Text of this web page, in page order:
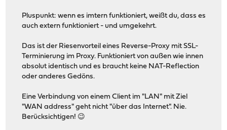
Pluspunkt: wenn es imtern funktioniert, weißt du, dass es
auch extern funktioniert - und umgekehrt.
Das ist der Riesenvorteil eines Reverse-Proxy mit SSL-
Terminierung im Proxy. Funktioniert von außen wie innen
absolut identisch und es braucht keine NAT-Reflection
oder anderes Gedöns.
Eine Verbindung von einem Client im "LAN" mit Ziel
"WAN address" geht nicht "über das Internet". Nie.
Berücksichtigen! 😉